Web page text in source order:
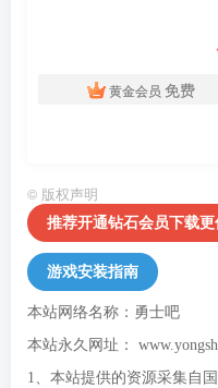
黄金会员 免费
© 版权声明
推荐开通钻石会员下载更
游戏安装指南
本站网络名称：勇士吧
本站永久网址：
1、本站提供的资源采集自